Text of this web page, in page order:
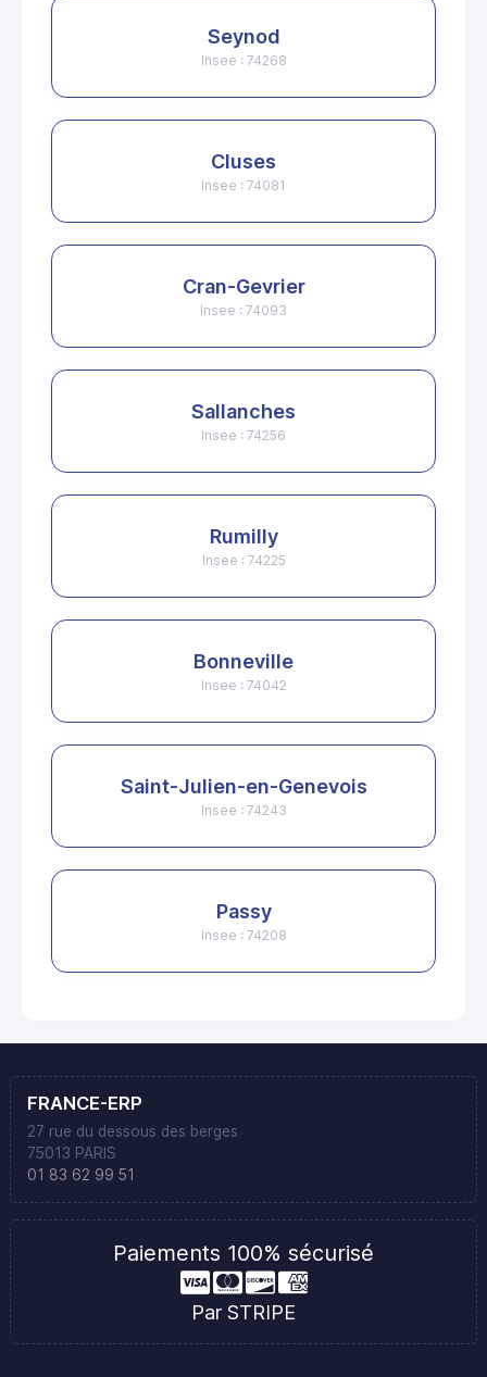
Seynod
Insee : 74268
Cluses
Insee : 74081
Cran-Gevrier
Insee : 74093
Sallanches
Insee : 74256
Rumilly
Insee : 74225
Bonneville
Insee : 74042
Saint-Julien-en-Genevois
Insee : 74243
Passy
Insee : 74208
FRANCE-ERP
27 rue du dessous des berges
75013 PARIS
01 83 62 99 51
Paiements 100% sécurisé
Par STRIPE